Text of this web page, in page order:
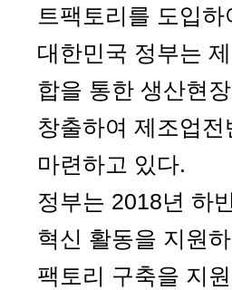
트팩토리를 도입
대한민국 정부는
합을 통한 생산현
창출하여 제조업
마련하고 있다.
정부는 2018년 하
혁신 활동을 지원
팩토리 구축을 지